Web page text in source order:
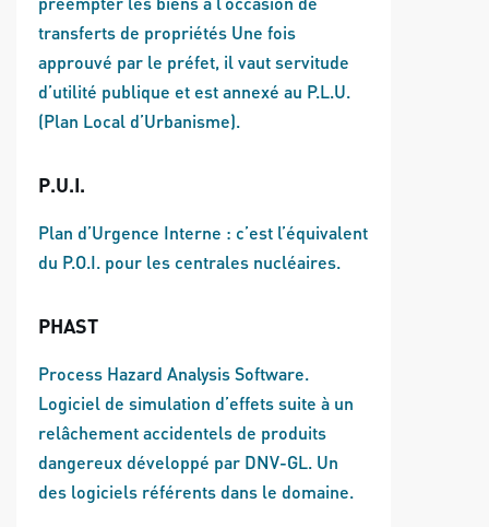
transferts de propriétés Une fois
approuvé par le préfet, il vaut servitude
d’utilité publique et est annexé au P.L.U.
(Plan Local d’Urbanisme).
P.U.I.
Plan d’Urgence Interne : c’est l’équivalent
du P.O.I. pour les centrales nucléaires.
PHAST
Process Hazard Analysis Software.
Logiciel de simulation d’effets suite à un
relâchement accidentels de produits
dangereux développé par DNV-GL. Un
des logiciels référents dans le domaine.